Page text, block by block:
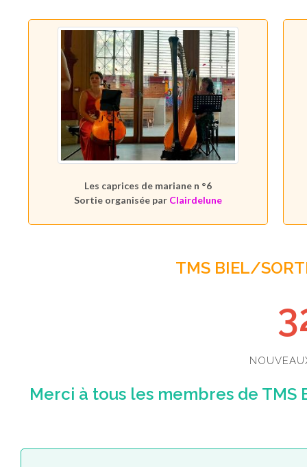
Les caprices de mariane n °6
Sortie organisée par Clairdelune
TMS BIEL/
Merci à tous les membres de TMS